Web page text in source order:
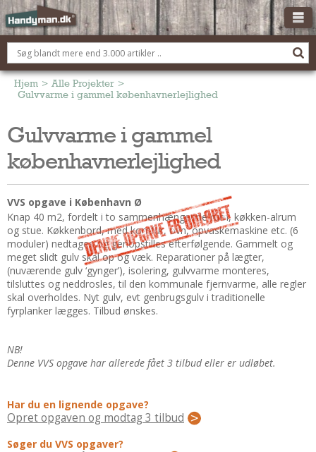
OM HANDYMAN.DK
FÅ 3 TILBUD
ANNONCERING
BOLIG KØBERÅDGIVNING
TØMRER/SNEDKER
Alt Om Køkkenet
Om Materialer
Om Værktøj
Andet
ELEKTRIKER
Regler Og Love
Om Materialer
VVS
Montage Og Udskiftning
Reparation Og Vedligehold
Hjem > Alle Projekter >
Gulvvarme i gammel københavnerlejlighed
Gulvvarme i gammel
københavnerlejlighed
VVS opgave i København Ø
Knap 40 m2, fordelt i to sammenhængende rum, køkken-alrum
og stue. Køkkenbord, med komfur, ovn, opvaskemaskine etc. (6
moduler) nedtages og genopstilles efterfølgende. Gammelt og
meget slidt gulv skal op og væk. Reparationer på lægter,
(nuværende gulv ‘gynger’), isolering, gulvvarme monteres,
tilsluttes og neddrosles, til den kommunale fjernvarme, alle regler
skal overholdes. Nyt gulv, evt genbrugsgulv i traditionelle
fyrplanker lægges. Tilbud ønskes.
NB!
Denne VVS opgave har allerede fået 3 tilbud eller er udløbet.
Har du en lignende opgave?
Opret opgaven og modtag 3 tilbud
Søger du VVS opgaver?